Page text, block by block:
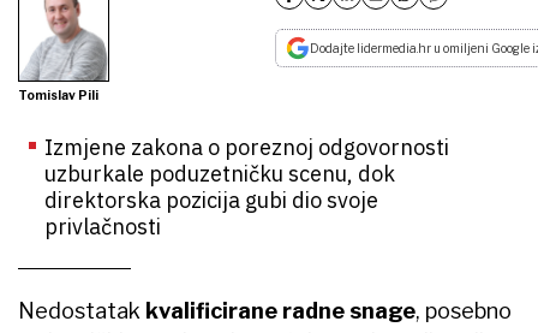
Tomislav Pili
Dodajte lidermedia.hr u omiljeni Google
Izmjene zakona o poreznoj odgovornosti
uzburkale poduzetničku scenu, dok
direktorska pozicija gubi dio svoje
privlačnosti
Nedostatak kvalificirane radne snage, posebno